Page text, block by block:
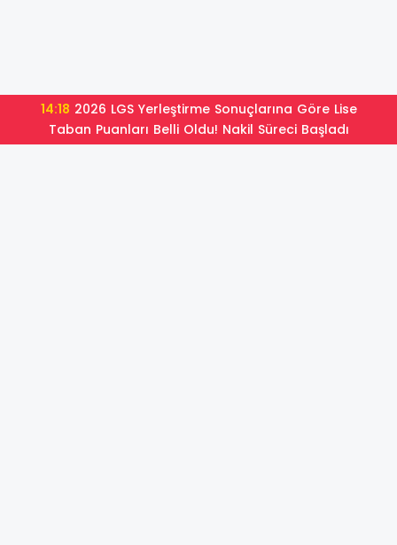
14:18
Taban Puanları Belli Oldu! Nakil Süreci Başladı